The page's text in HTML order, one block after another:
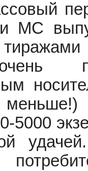
MC
5000